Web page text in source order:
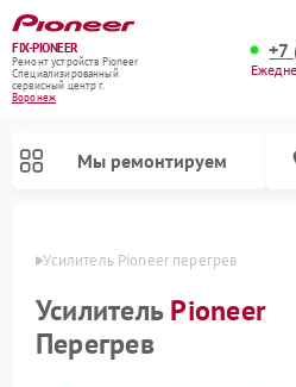
FIX-PIONEER
Ремонт устройств Pioneer
Специализированный
cервисный центр г.
Воронеж
+7
Мы ремонтируем
Усилитель Pioneer перегрев
УсилительPioneer
Перегрев